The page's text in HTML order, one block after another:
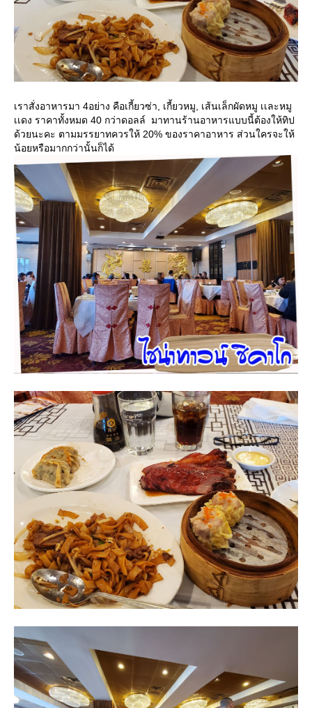
เราสั่งอาหารมา 4อย่าง คือเกี้ยวซ่า, เกี้ยวหมู, เส้นเล็กผัดหมู เเละหมู
เเดง ราคาทั้งหมด 40 กว่าดอลล์ มาทานร้านอาหารแบบนี้ต้องให้ทิป
ด้วยนะคะ ตามมรรยาทควรให้ 20% ของราคาอาหาร ส่วนใครจะให้
น้อยหรือมากกว่านั้นก็ได้